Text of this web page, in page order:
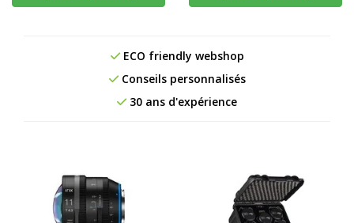
ECO friendly webshop
Conseils personnalisés
30 ans d'expérience